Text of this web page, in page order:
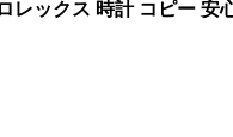
ロレックス 時計 コピー 安